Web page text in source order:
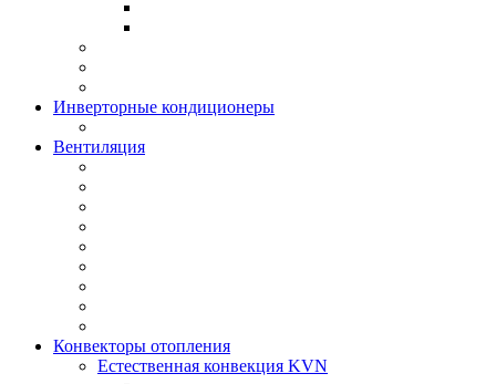
Инверторные кондиционеры
Вентиляция
Конвекторы отопления
Естественная конвекция KVN